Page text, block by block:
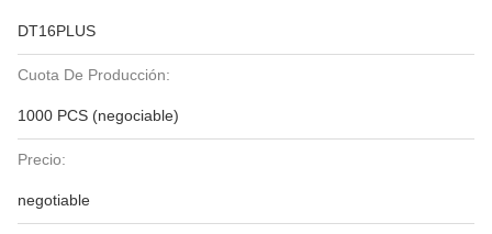
DT16PLUS
Cuota De Producción:
1000 PCS (negociable)
Precio:
negotiable